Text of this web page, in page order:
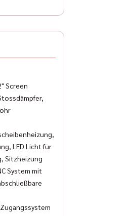
Screen
LED Licht für
Sitzheizung
System mit